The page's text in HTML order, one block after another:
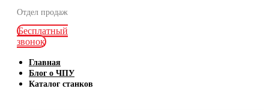
Отдел продаж
Бесплатный
звонок
Главная
Блог о ЧПУ
Каталог станков